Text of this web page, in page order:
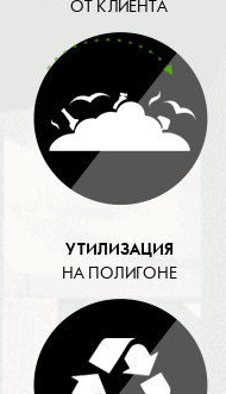
ОТ КЛИЕНТА
УТИЛИЗАЦИЯ
НА ПОЛИГОНЕ